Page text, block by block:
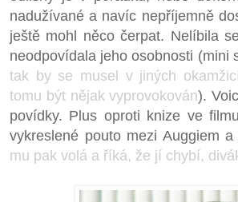
nadužívané a navíc nepříjemně
ještě mohl něco čerpat. Nelíbila
neodpovídala jeho osobnosti (mini
tak by se musel v jiných
tomu být nějak vyprovokován).
povídky. Plus oproti knize ve
vykreslené pouto mezi Auggiem
mu pak volá a říká, že jí chybí,